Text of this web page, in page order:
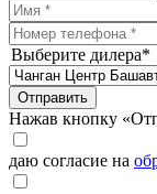
Выберите дилера*
Отправить
Нажав кнопку
даю согласие на